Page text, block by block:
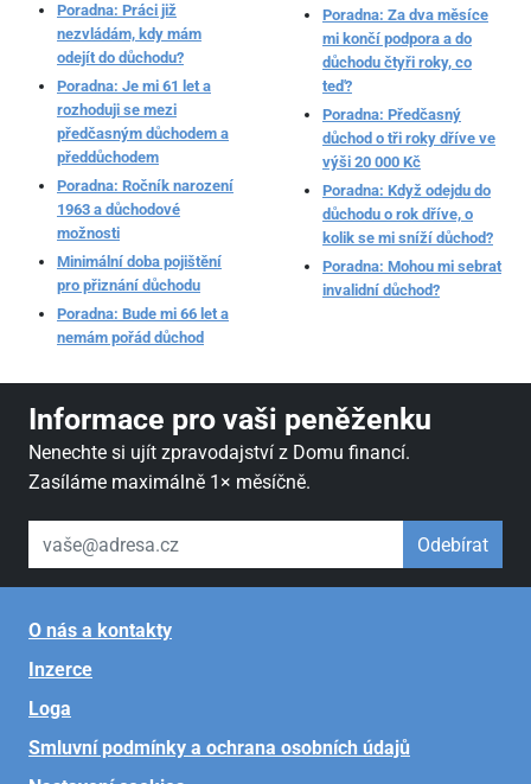
Poradna: Práci již
nezvládám, kdy mám
odejít do důchodu?
Poradna: Je mi 61 let a
rozhoduji se mezi
předčasným důchodem a
předdůchodem
Poradna: Ročník narození
1963 a důchodové
možnosti
Minimální doba pojištění
pro přiznání důchodu
Poradna: Bude mi 66 let a
nemám pořád důchod
Poradna: Za dva měsíce
mi končí podpora a do
důchodu čtyři roky, co
teď?
Poradna: Předčasný
důchod o tři roky dříve ve
výši 20 000 Kč
Poradna: Když odejdu do
důchodu o rok dříve, o
kolik se mi sníží důchod?
Poradna: Mohou mi sebrat
invalidní důchod?
Informace pro vaši peněženku
Nenechte si ujít zpravodajství z Domu financí.
Zasíláme maximálně 1× měsíčně.
váš email Odebírat
O nás a kontakty
Inzerce
Loga
Smluvní podmínky a ochrana osobních údajů